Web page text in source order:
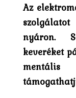
Az
nyáron.
keveréket
mentális